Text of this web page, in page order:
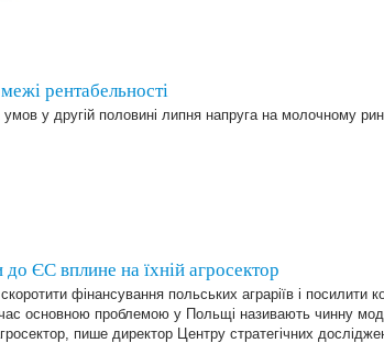
рентабельності
умов у другій половині липня напруга на молочному
ЄС вплине на їхній агросектор
фінансування польських аграріїв і посилити
основною проблемою у Польщі називають чинну
пише директор Центру стратегічних